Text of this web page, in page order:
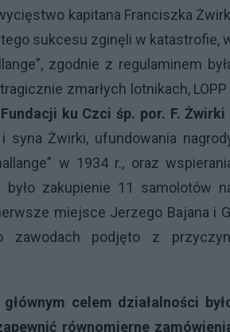
kapitana Franciszka
sukcesu zginęli w katastrofie,
zgodnie z regulaminem
zmarłych lotnikach, LOPP
ku Czci śp. por. F. Żwirki
Żwirki, ufundowania
w 1934 r., oraz
zakupienie 11 samolotów
miejsce Jerzego Bajana i
zawodach podjęto z przyczyn
celem działalności
równomierne